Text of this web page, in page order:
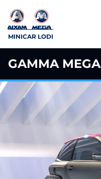
MINICAR LODI
GAMMA MEGA